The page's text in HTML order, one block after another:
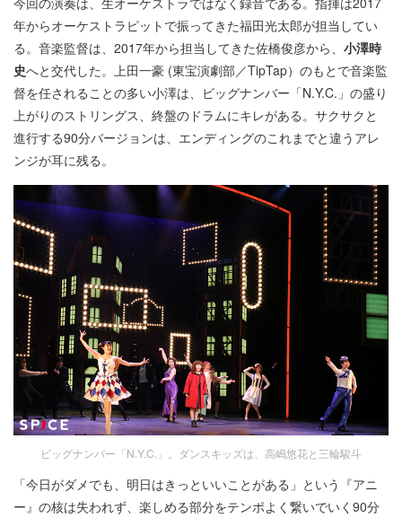
年からオーケストラピットで振ってきた福田光太郎が担当してい
る。音楽監督は、2017年から担当してきた佐橋俊彦から、 小澤時
史へと交代した。上田一豪 (東宝演劇部／TipTap）のもとで音楽監
督を任されることの多い小澤は、ビッグナンバー「N.Y.C.」の盛り
上がりのストリングス、終盤のドラムにキレがある。サクサクと
進行する90分バージョンは、エンディングのこれまでと違うアレ
ンジが耳に残る。
ビッグナンバー「N.Y.C.」。ダンスキッズは、高嶋悠花と三輪駿斗
「今日がダメでも、明日はきっといいことがある」という『アニ
ー』の核は失われず、楽しめる部分をテンポよく繋いでいく90分